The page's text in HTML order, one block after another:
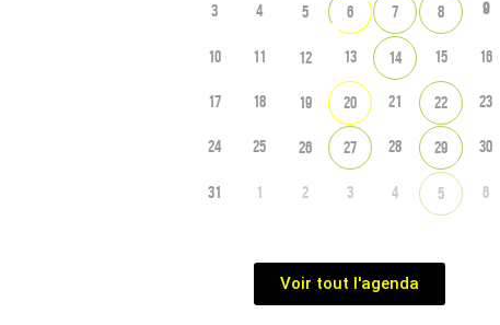
3 4 5 6 7 8 9
10 11 12 13 14 15 16
17 18 19 20 21 22 23
24 25 26 27 28 29 30
31 1 2 3 4 5 6
Voir tout l'agenda